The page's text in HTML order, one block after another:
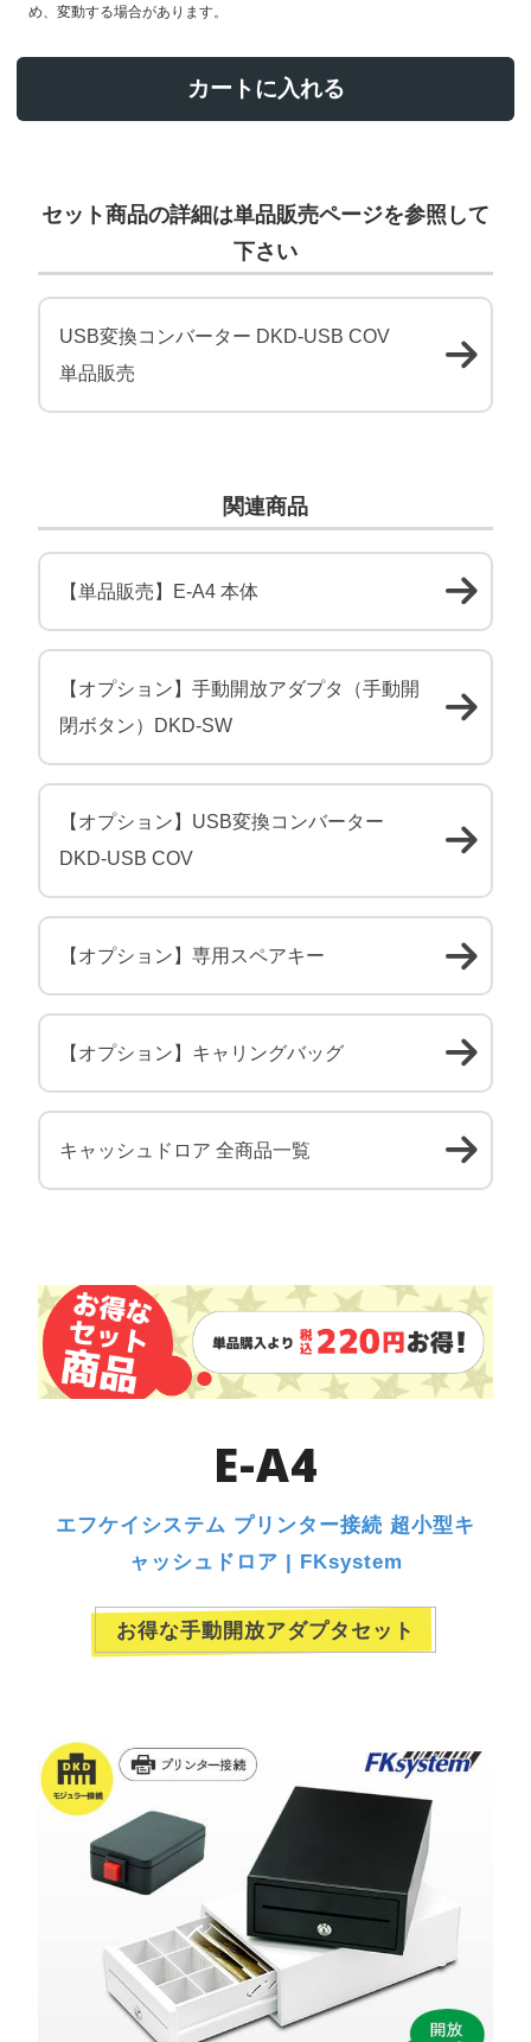
め、変動する場合があります。
カートに入れる
セット商品の詳細は単品販売ページを参照して
下さい
USB変換コンバーター DKD-USB COV
単品販売
関連商品
【単品販売】E-A4 本体
【オプション】手動開放アダプタ（手動開
閉ボタン）DKD-SW
【オプション】USB変換コンバーター
DKD-USB COV
【オプション】専用スペアキー
【オプション】キャリングバッグ
キャッシュドロア 全商品一覧
E-A4
エフケイシステム プリンター接続 超小型キ
ャッシュドロア | FKsystem
お得な手動開放アダプタセット